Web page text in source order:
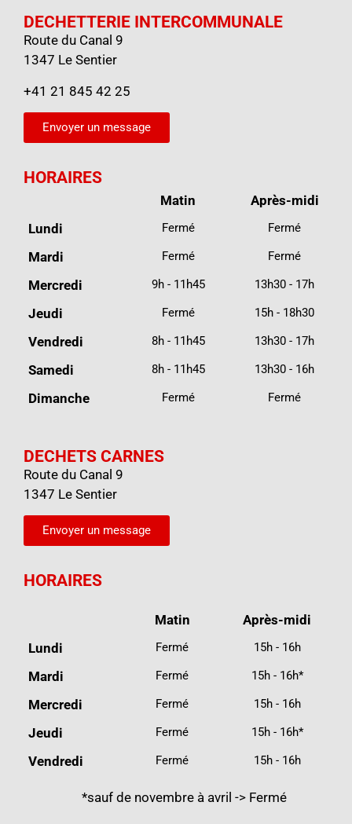
DECHETTERIE INTERCOMMUNALE
Route du Canal 9
1347 Le Sentier
+41 21 845 42 25
Envoyer un message
HORAIRES
Matin
Après-midi
Lundi
Fermé Fermé
Mardi Fermé Fermé
Mercredi 9h - 11h45 13h30 - 17h
Jeudi Fermé 15h - 18h30
Vendredi 8h - 11h45 13h30 - 17h
Samedi 8h - 11h45 13h30 - 16h
Dimanche Fermé Fermé
DECHETS CARNES
Route du Canal 9
1347 Le Sentier
Envoyer un message
HORAIRES
Matin
Après-midi
Lundi
Fermé 15h - 16h
Mardi Fermé 15h - 16h*
Mercredi Fermé 15h - 16h
Jeudi Fermé 15h - 16h*
Vendredi Fermé 15h - 16h
*sauf de novembre à avril -> Fermé